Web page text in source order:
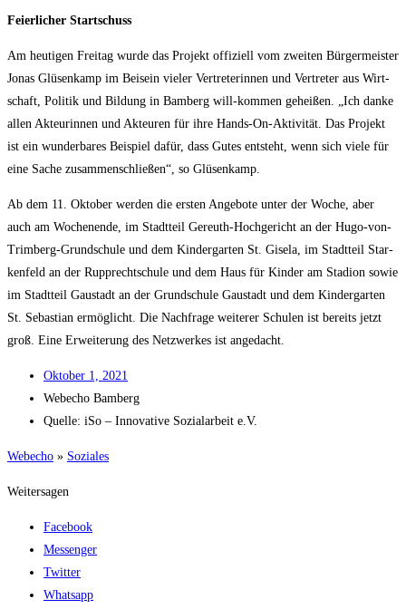
Fei­er­li­cher Startschuss
Am heu­ti­gen Frei­tag wur­de das Pro­jekt offi­zi­ell vom zwei­ten Bür­ger­meis­ter
Jonas Glüsen­kamp im Bei­sein vie­ler Ver­tre­te­rin­nen und Ver­tre­ter aus Wirt­
schaft, Poli­tik und Bil­dung in Bam­berg will-kom­men gehei­ßen. „Ich dan­ke
allen Akteu­rin­nen und Akteu­ren für ihre Hands-On-Akti­vi­tät. Das Pro­jekt
ist ein wun­der­ba­res Bei­spiel dafür, dass Gutes ent­steht, wenn sich vie­le für
eine Sache zusam­men­schlie­ßen“, so Glüsenkamp.
Ab dem 11. Okto­ber wer­den die ers­ten Ange­bo­te unter der Woche, aber
auch am Wochen­en­de, im Stadt­teil Gereuth-Hoch­ge­richt an der Hugo-von-
Trim­berg-Grund­schu­le und dem Kin­der­gar­ten St. Gise­la, im Stadt­teil Star­
ken­feld an der Rup­p­recht­schu­le und dem Haus für Kin­der am Sta­di­on sowie
im Stadt­teil Gau­stadt an der Grund­schu­le Gau­stadt und dem Kin­der­gar­ten
St. Sebas­ti­an ermög­licht. Die Nach­fra­ge wei­te­rer Schu­len ist bereits jetzt
groß. Eine Erwei­te­rung des Netz­wer­kes ist angedacht.
Okto­ber 1, 2021
Web­echo Bamberg
Quel­le: iSo – Inno­va­ti­ve Sozi­al­ar­beit e.V.
Web­echo » Sozia­les
Weitersagen
Facebook
Messenger
Twitter
Whatsapp